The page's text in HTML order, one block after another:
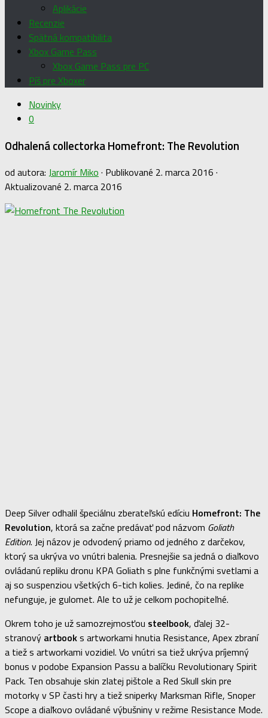
Aplikácie
Recenzie
Spätná kompatibilita
Xbox Game Pass
Xbox Game Pass pre PC
Píš pre Xboxer
Novinky
0
Odhalená collectorka Homefront: The Revolution
od autora: Jaromír Miko · Publikované 2. marca 2016 ·
Aktualizované 2. marca 2016
Deep Silver odhalil špeciálnu zberateľskú edíciu Homefront: The
Revolution, ktorá sa začne predávať pod názvom Goliath
Edition. Jej názov je odvodený priamo od jedného z darčekov,
ktorý sa ukrýva vo vnútri balenia. Presnejšie sa jedná o diaľkovo
ovládanú repliku dronu KPA Goliath s plne funkčnými svetlami a
aj so suspenziou všetkých 6-tich kolies. Jediné, čo na replike
nefunguje, je gulomet. Ale to už je celkom pochopiteľné.
Okrem toho je už samozrejmosťou steelbook, ďalej 32-
stranový artbooks artworkami hnutia Resistance, Apex zbraní
a tiež s artworkami vozidiel. Vo vnútri sa tiež ukrýva príjemný
bonus v podobe Expansion Passu a balíčku Revolutionary Spirit
Pack. Ten obsahuje skin zlatej pištole a Red Skull skin pre
motorky v SP časti hry a tiež sniperky Marksman Rifle, Snoper
Scope a diaľkovo ovládané výbušniny v režime Resistance Mode.